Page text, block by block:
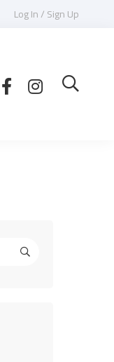
Log In / Sign Up